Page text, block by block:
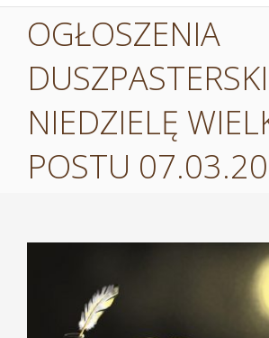
OGŁOSZENIA
NIEDZIELĘ
POSTU